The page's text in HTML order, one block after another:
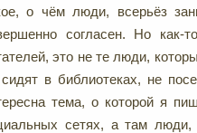
о чём люди, всерьёз
согласен. Но как-
это не те люди,
в библиотеках, не
тема, о которой я
сетях, а там люди,